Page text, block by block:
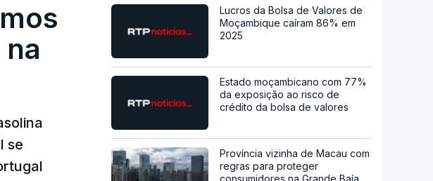
se
Lucros da Bolsa de Valores de
Moçambique caíram 86% em
2025
Estado moçambicano com 77%
da exposição ao risco de
crédito da bolsa de valores
Província vizinha de Macau com
regras para proteger
consumidores na Grande Baía